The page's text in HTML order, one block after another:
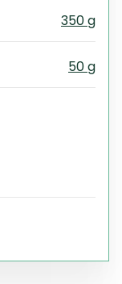
350 g
50 g